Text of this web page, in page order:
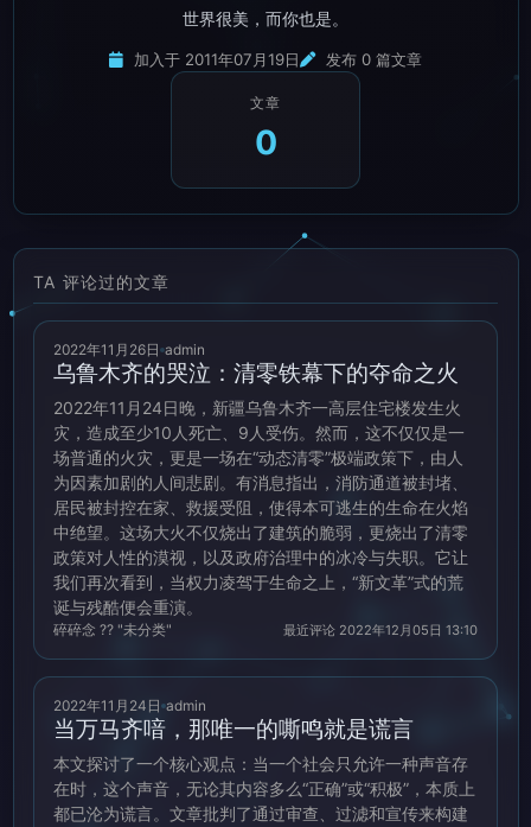
世界很美，而你也是。
加入于 2011年07月19日 发布 0 篇文章
文章
0
TA 评论过的文章
2022年11月26日 admin
乌鲁木齐的哭泣：清零铁幕下的夺命之火
2022年11月24日晚，新疆乌鲁木齐一高层住宅楼发生火
灾，造成至少10人死亡、9人受伤。然而，这不仅仅是一
场普通的火灾，更是一场在“动态清零”极端政策下，由人
为因素加剧的人间悲剧。有消息指出，消防通道被封堵、
居民被封控在家、救援受阻，使得本可逃生的生命在火焰
中绝望。这场大火不仅烧出了建筑的脆弱，更烧出了清零
政策对人性的漠视，以及政府治理中的冰冷与失职。它让
我们再次看到，当权力凌驾于生命之上，“新文革”式的荒
诞与残酷便会重演。
碎碎念 ?? "未分类" 最近评论 2022年12月05日 13:10
2022年11月24日 admin
当万马齐喑，那唯一的嘶鸣就是谎言
本文探讨了一个核心观点：当一个社会只允许一种声音存
在时，这个声音，无论其内容多么“正确”或“积极”，本质上
都已沦为谎言。文章批判了通过审查、过滤和宣传来构建